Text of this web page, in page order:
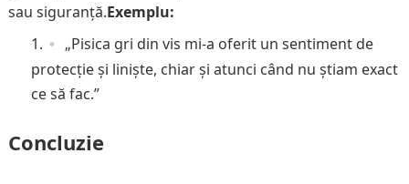
sau siguranță.Exemplu:
„Pisica gri din vis mi-a oferit un sentiment de
protecție și liniște, chiar și atunci când nu știam exact
ce să fac.”
Concluzie